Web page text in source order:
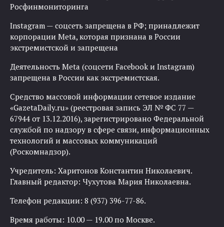
Росфинмониторинга
Instagram — соцсеть запрещена в РФ; принадлежит
корпорации Meta, которая признана в России
экстремистской и запрещена
Деятельность Meta (соцсети Facebook и Instagram)
запрещена в России как экстремистская.
Средство массовой информации сетевое издание
«GazetaDaily.ru» (реестровая запись ЭЛ № ФС 77 —
67944 от 13.12.2016), зарегистрировано Федеральной
службой по надзору в сфере связи, информационных
технологий и массовых коммуникаций
(Роскомнадзор).
Учредитель: Харитонов Константин Николаевич.
Главный редактор: Чухутова Мария Николаевна.
Телефон редакции: 8 (937) 396-77-86.
Время работы: 10.00 — 19.00 по Москве.